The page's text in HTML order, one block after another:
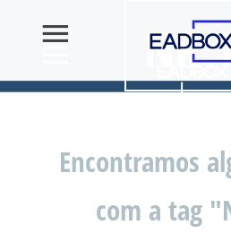
NR
Encontramos
com a tag